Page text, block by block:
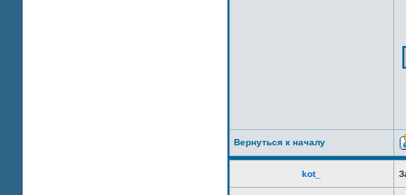
Вернуться к началу
kot_